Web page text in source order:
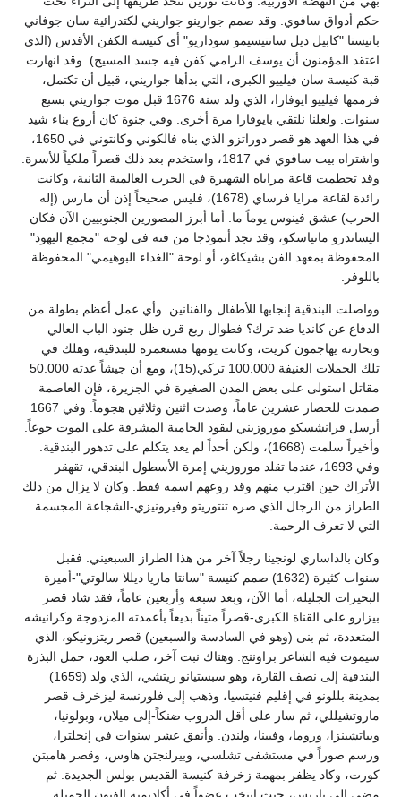
حكم أدواق سافوي. وقد صمم جوارينو جواريني لكتدرائية سان جوفاني
باتيستا "كابيل ديل سانتيسيمو سوداريو" أي كنيسة الكفن الأقدس (الذي
اعتقد المؤمنون أن يوسف الرامي كفن فيه جسد المسيح). وقد انهارت
قبة كنيسة سان فيلييو الكبرى، التي بدأها جواريني، قبيل أن تكتمل،
فرممها فيلييو ايوفارا، الذي ولد سنة 1676 قبل موت جواريني بسبع
سنوات. ولعلنا نلتقي بايوفارا مرة أخرى. وفي جنوة كان أروع بناء شيد
في هذا العهد هو قصر دوراتزو الذي بناه فالكوني وكانتوني في 1650،
واشتراه بيت سافوي في 1817، واستخدم بعد ذلك قصراً ملكياً للأسرة.
وقد تحطمت قاعة مراياه الشهيرة في الحرب العالمية الثانية، وكانت
رائدة لقاعة مرايا فرساي (1678)، فليس صحيحاً إذن أن مارس (إله
الحرب) عشق فينوس يوماً ما. أما أبرز المصورين الجنوبيين الآن فكان
اليساندرو مانياسكو، وقد نجد أنموذجا من فنه في لوحة "مجمع اليهود"
المحفوظة بمعهد الفن بشيكاغو، أو لوحة "الغداء البوهيمي" المحفوظة
باللوفر.
وواصلت البندقية إنجابها للأطفال والفنانين. وأي عمل أعظم بطولة من
الدفاع عن كانديا ضد ترك؟ فطوال ربع قرن ظل جنود الباب العالي
وبحارته يهاجمون كريت، وكانت يومها مستعمرة للبندقية، وهلك في
تلك الحملات العنيفة 100.000 تركي(15)، ومع أن جيشاً عدته 50.000
مقاتل استولى على بعض المدن الصغيرة في الجزيرة، فإن العاصمة
صمدت للحصار عشرين عاماً، وصدت اثنين وثلاثين هجوماً. وفي 1667
أرسل فرانشسكو موروزيني ليقود الحامية المشرفة على الموت جوعاً.
وأخيراً سلمت (1668)، ولكن أحداً لم يعد يتكلم على تدهور البندقية.
وفي 1693، عندما تقلد موروزيني إمرة الأسطول البندقي، تقهقر
الأتراك حين اقترب منهم وقد روعهم اسمه فقط. وكان لا يزال من ذلك
الطراز من الرجال الذي صره تنتوريتو وفيرونيزي-الشجاعة المجسمة
التي لا تعرف الرحمة.
وكان بالداساري لونجينا رجلاً آخر من هذا الطراز السبعيني. فقبل
سنوات كثيرة (1632) صمم كنيسة "سانتا ماريا ديللا سالوتي"-أميرة
البحيرات الجليلة، أما الآن، وبعد سبعة وأربعين عاماً، فقد شاد قصر
بيزارو على القناة الكبرى-قصراً متيناً بديعاً بأعمدته المزدوجة وكرانيشه
المتعددة، ثم بنى (وهو في السادسة والسبعين) قصر ريتزونيكو، الذي
سيموت فيه الشاعر براوننج. وهناك نبت آخر، صلب العود، حمل البذرة
البندقية إلى نصف القارة، وهو سبستيانو ريتشي، الذي ولد (1659)
بمدينة بللونو في إقليم فنيتسيا، وذهب إلى فلورنسة ليزخرف قصر
ماروتشيللي، ثم سار على أقل الدروب ضنكاً-إلى ميلان، وبولونيا،
وبياتشينزا، وروما، وفيينا، ولندن. وأنفق عشر سنوات في إنجلترا،
ورسم صوراً في مستشفى تشلسي، وبيرلنجتن هاوس، وقصر هامبتن
كورت، وكاد يظفر بمهمة زخرفة كنيسة القديس بولس الجديدة. ثم